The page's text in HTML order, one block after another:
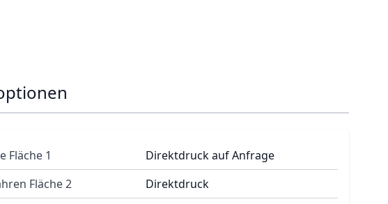
Fläche 1
Direktdruck auf Anfrage
Fläche 2
Direktdruck